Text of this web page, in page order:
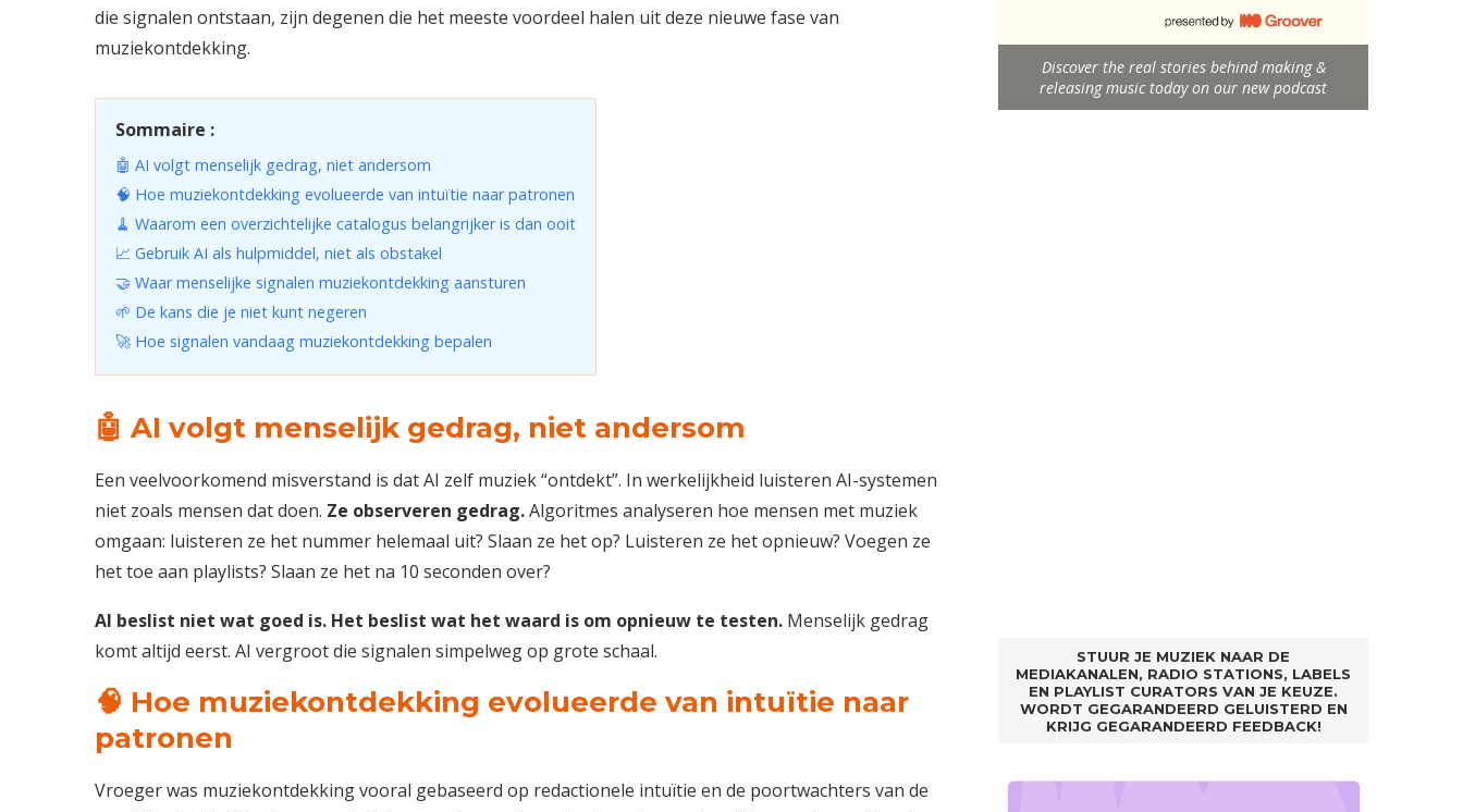
die signalen ontstaan, zijn degenen die het meeste voordeel halen uit deze nieuwe fase van
muziekontdekking.
Sommaire :
🤖 AI volgt menselijk gedrag, niet andersom
🧠 Hoe muziekontdekking evolueerde van intuïtie naar patronen
🧹 Waarom een overzichtelijke catalogus belangrijker is dan ooit
📈 Gebruik AI als hulpmiddel, niet als obstakel
🤝 Waar menselijke signalen muziekontdekking aansturen
🌱 De kans die je niet kunt negeren
🚀 Hoe signalen vandaag muziekontdekking bepalen
🤖 AI volgt menselijk gedrag, niet andersom
Een veelvoorkomend misverstand is dat AI zelf muziek “ontdekt”. In werkelijkheid luisteren AI-systemen
niet zoals mensen dat doen. Ze observeren gedrag.Algoritmes analyseren hoe mensen met muziek
omgaan: luisteren ze het nummer helemaal uit? Slaan ze het op? Luisteren ze het opnieuw? Voegen ze
het toe aan playlists? Slaan ze het na 10 seconden over?
AI beslist niet wat goed is. Het beslist wat het waard is om opnieuw te testen. Menselijk gedrag
komt altijd eerst. AI vergroot die signalen simpelweg op grote schaal.
🧠 Hoe muziekontdekking evolueerde van intuïtie naar
patronen
Vroeger was muziekontdekking vooral gebaseerd op redactionele intuïtie en de poortwachters van de
Discover the real stories behind making &
releasing music today on our new podcast
STUUR JE MUZIEK NAAR DE
MEDIAKANALEN, RADIO STATIONS, LABELS
EN PLAYLIST CURATORS VAN JE KEUZE.
WORDT GEGARANDEERD GELUISTERD EN
KRIJG GEGARANDEERD FEEDBACK!